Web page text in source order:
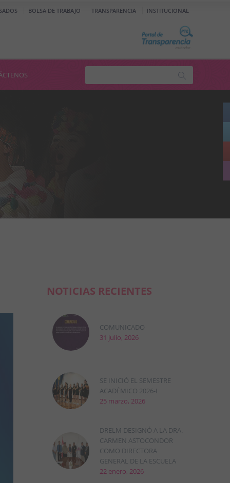
BOLSA DE TRABAJO TRANSPARENCIA INSTITUCIONAL
NOTICIAS RECIENTES
COMUNICADO
31 julio, 2026
SE INICIÓ EL SEMESTRE
ACADÉMICO 2026-I
25 marzo, 2026
DRELM DESIGNÓ A LA DRA.
CARMEN ASTOCONDOR
COMO DIRECTORA
GENERAL DE LA ESCUELA
22 enero, 2026